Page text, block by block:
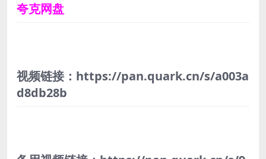
夸克网盘
视频链接：https://pan.quark.cn/s/a003a
d8db28b